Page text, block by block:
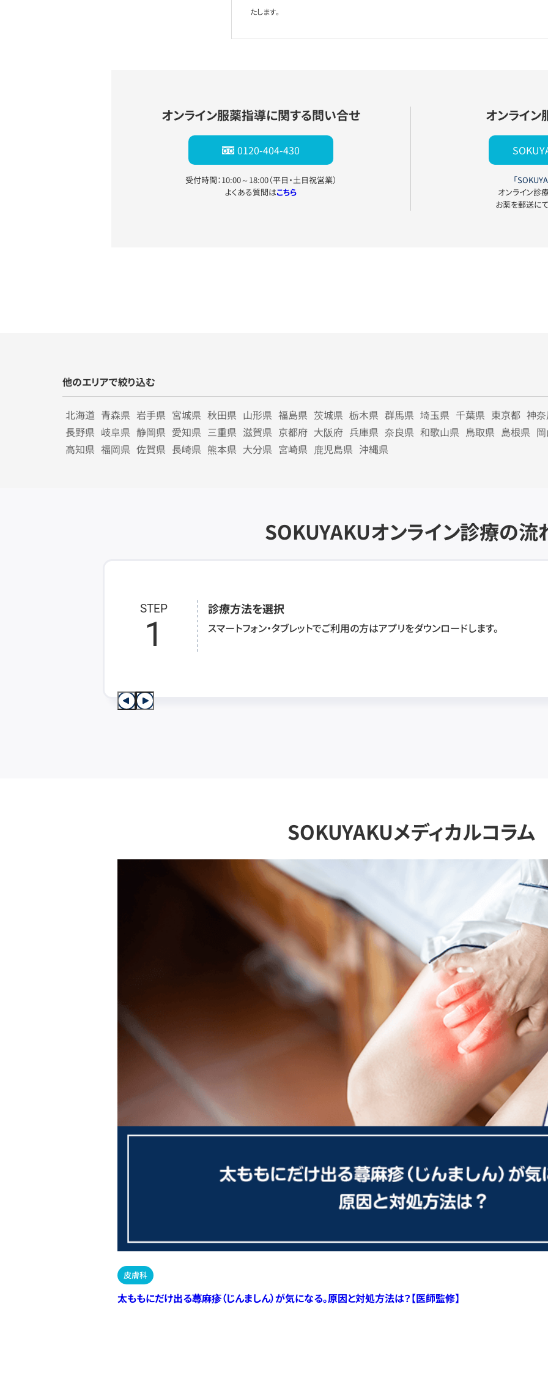
たします。
オンライン服薬指導に関する問い合せ
0120-404-430
受付時間：10:00～18:00（平日・土日祝営業）
よくある質問はこちら
オンライ
「
オンライン診
お薬を郵送に
他のエリアで絞り込む
北海道 青森県 岩手県 宮城県 秋田県 山形県 福島県 茨城県 栃木県 群馬県 埼玉県 千葉県 東京都 神
長野県 岐阜県 静岡県 愛知県 三重県 滋賀県 京都府 大阪府 兵庫県 奈良県 和歌山県 鳥取県 島根県
高知県 福岡県 佐賀県 長崎県 熊本県 大分県 宮崎県 鹿児島県 沖縄県
SOKUYAKUオンライン診療の流
STEP
1
診療方法を選択
スマートフォン・タブレットでご利用の方はアプリをダウンロードします。
SOKUYAKUメディカルコラム
皮膚科
太ももにだけ出る蕁麻疹（じんましん）が気になる。原因と対処方法は？【医師監修】